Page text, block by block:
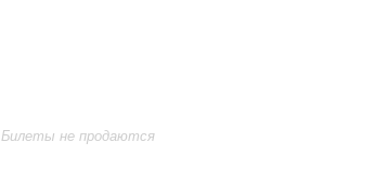
Билеты не продаются